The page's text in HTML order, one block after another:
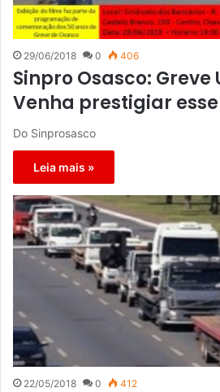
29/06/2018 0 406
Sinpro Osasco: Greve
Venha prestigiar
Do Sinprosasco
Leia mais »
22/05/2018 0 412